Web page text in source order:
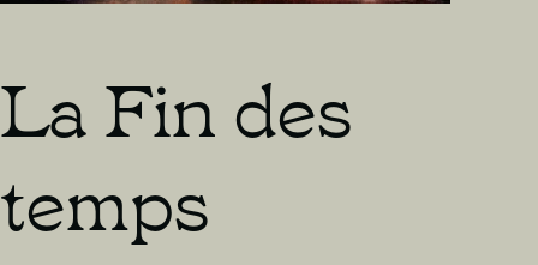
La Fin des
temps